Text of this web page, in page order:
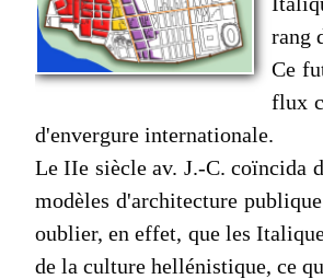
rang
Ce
flux
d'envergure internationale.
Le IIe siècle av. J.-C. coïncida
modèles d'architecture
oublier, en effet, que les
de la culture hellénistique, ce